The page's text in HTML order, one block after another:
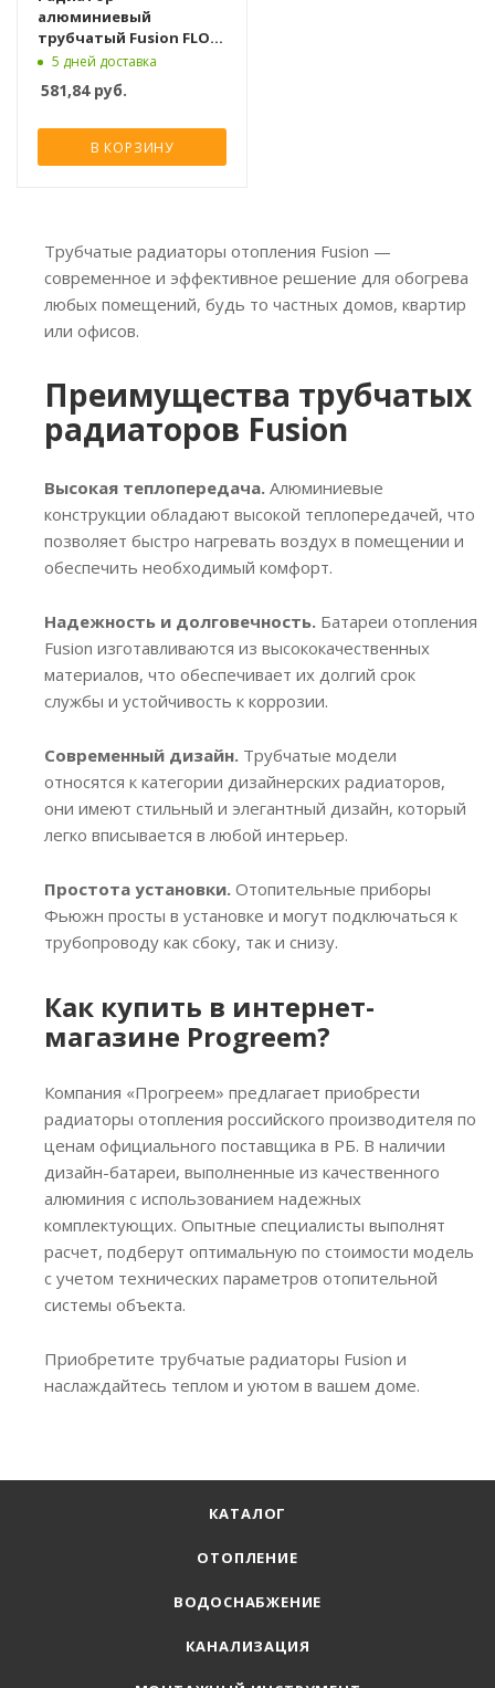
алюминиевый
трубчатый Fusion FLOW
1800 [4 секции]
5 дней доставка
581,84руб.
В КОРЗИНУ
Трубчатые радиаторы отопления Fusion —
современное и эффективное решение для обогрева
любых помещений, будь то частных домов, квартир
или офисов.
Преимущества трубчатых
радиаторов Fusion
Высокая теплопередача. Алюминиевые
конструкции обладают высокой теплопередачей, что
позволяет быстро нагревать воздух в помещении и
обеспечить необходимый комфорт.
Надежность и долговечность. Батареи отопления
Fusion изготавливаются из высококачественных
материалов, что обеспечивает их долгий срок
службы и устойчивость к коррозии.
Современный дизайн. Трубчатые модели
относятся к категории дизайнерских радиаторов,
они имеют стильный и элегантный дизайн, который
легко вписывается в любой интерьер.
Простота установки. Отопительные приборы
Фьюжн просты в установке и могут подключаться к
трубопроводу как сбоку, так и снизу.
Как купить в интернет-
магазине Progreem?
Компания «Прогреем» предлагает приобрести
радиаторы отопления российского производителя по
ценам официального поставщика в РБ. В наличии
дизайн-батареи, выполненные из качественного
алюминия с использованием надежных
комплектующих. Опытные специалисты выполнят
расчет, подберут оптимальную по стоимости модель
с учетом технических параметров отопительной
системы объекта.
Приобретите трубчатые радиаторы Fusion и
наслаждайтесь теплом и уютом в вашем доме.
КАТАЛОГ
ОТОПЛЕНИЕ
ВОДОСНАБЖЕНИЕ
КАНАЛИЗАЦИЯ